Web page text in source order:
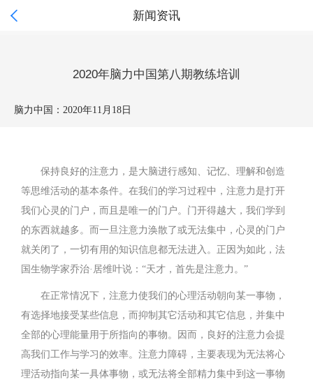
 新闻资讯
2020年脑力中国第八期教练培训
脑力中国： 2020年11月18日
保持良好的注意力，是大脑进行感知、记忆、理解和创造
等思维活动的基本条件。在我们的学习过程中，注意力是打开
我们心灵的门户，而且是唯一的门户。门开得越大，我们学到
的东西就越多。而一旦注意力涣散了或无法集中，心灵的门户
就关闭了，一切有用的知识信息都无法进入。正因为如此，法
国生物学家乔治·居维叶说：“天才，首先是注意力。”
在正常情况下，注意力使我们的心理活动朝向某一事物，
有选择地接受某些信息，而抑制其它活动和其它信息，并集中
全部的心理能量用于所指向的事物。因而，良好的注意力会提
高我们工作与学习的效率。注意力障碍，主要表现为无法将心
理活动指向某一具体事物，或无法将全部精力集中到这一事物